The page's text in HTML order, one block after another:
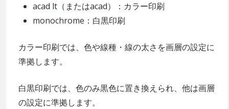
acad lt（またはacad）：カラー印刷
monochrome：白黒印刷
カラー印刷では、色や線種・線の太さを画層の設定に
準拠します。
白黒印刷では、色のみ黒色に置き換えられ、他は画層
の設定に準拠します。